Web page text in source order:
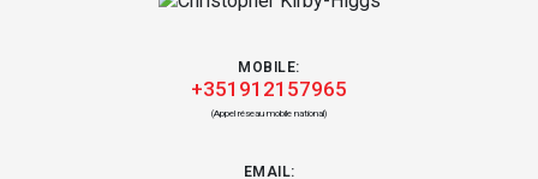
MOBILE:
+351912157965
(Appel réseau mobile national)
EMAIL: